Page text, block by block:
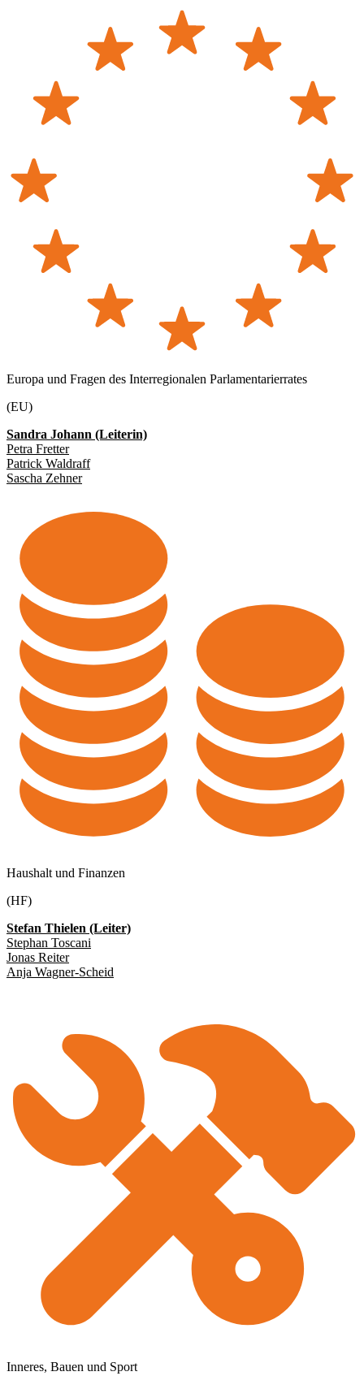
Europa und Fragen des Interregionalen Parlamentarierrates
(EU)
Sandra Johann (Leiterin)
Petra Fretter
Patrick Waldraff
Sascha Zehner
Haushalt und Finanzen
(HF)
Stefan Thielen (Leiter)
Stephan Toscani
Jonas Reiter
Anja Wagner-Scheid
Inneres, Bauen und Sport